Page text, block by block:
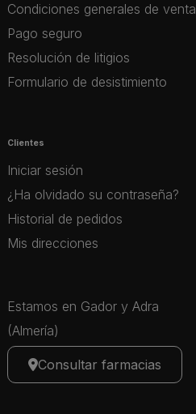
Condiciones generales de venta
Pago seguro
Resolución de litigios
Formulario de desistimiento
Clientes
Iniciar sesión
¿Ha olvidado su contraseña?
Historial de pedidos
Mis direcciones
Estamos en Gador y Adra
(Almería)
Consultar farmacias